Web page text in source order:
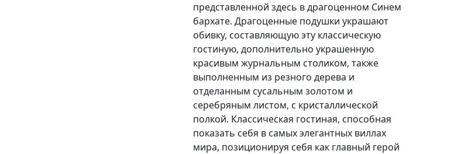
представленной здесь в драгоценном Синем
бархате. Драгоценные подушки украшают
обивку, составляющую эту классическую
гостиную, дополнительно украшенную
красивым журнальным столиком, также
выполненным из резного дерева и
отделанным сусальным золотом и
серебряным листом, с кристаллической
полкой. Классическая гостиная, способная
показать себя в самых элегантных виллах
мира, позиционируя себя как главный герой